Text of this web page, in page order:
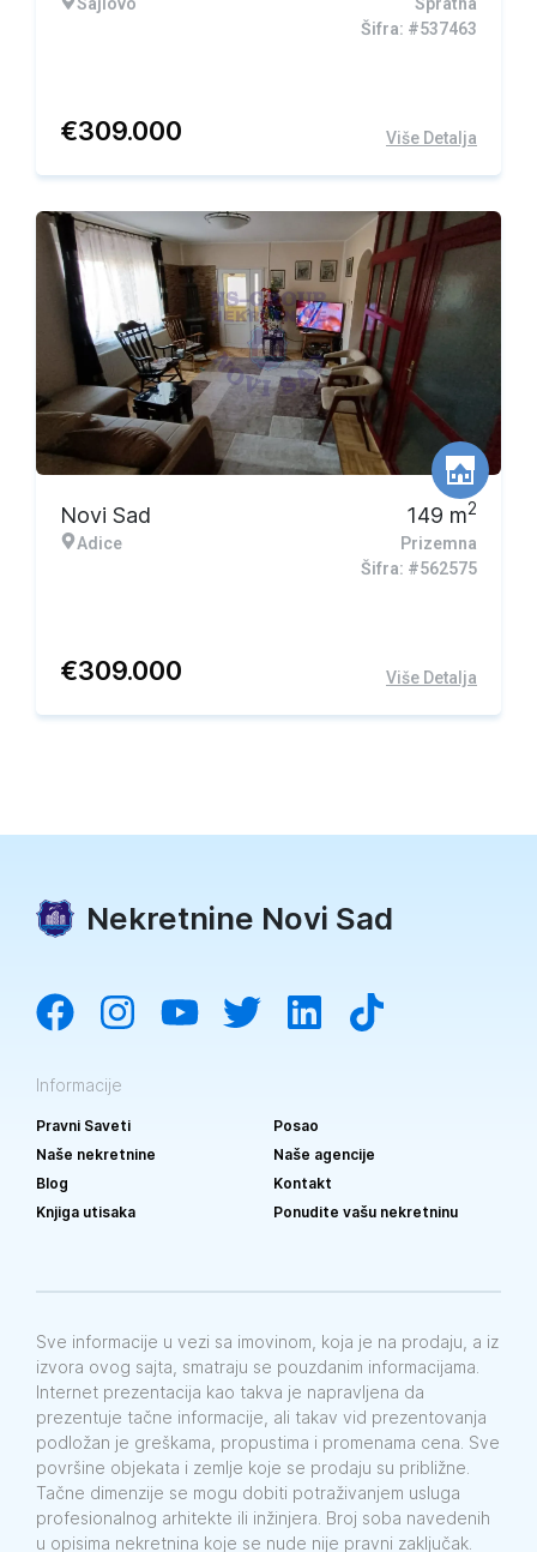
Šifra: #537463
€309.000 Više Detalja
Novi Sad
Adice
149 m2
Prizemna
Šifra: #562575
€309.000 Više Detalja
Nekretnine Novi Sad
Informacije
Pravni Saveti
Posao
Naše nekretnine
Naše agencije
Blog
Kontakt
Knjiga utisaka
Ponudite vašu nekretninu
Sve informacije u vezi sa imovinom, koja je na prodaju, a iz
izvora ovog sajta, smatraju se pouzdanim informacijama.
Internet prezentacija kao takva je napravljena da
prezentuje tačne informacije, ali takav vid prezentovanja
podložan je greškama, propustima i promenama cena. Sve
površine objekata i zemlje koje se prodaju su približne.
Tačne dimenzije se mogu dobiti potraživanjem usluga
profesionalnog arhitekte ili inžinjera. Broj soba navedenih
u opisima nekretnina koje se nude nije pravni zaključak.